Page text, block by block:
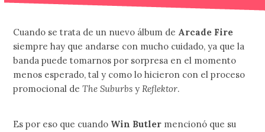
Cuando se trata de un nuevo álbum de Arcade Fire
siempre hay que andarse con mucho cuidado, ya que la
banda puede tomarnos por sorpresa en el momento
menos esperado, tal y como lo hicieron con el proceso
promocional de The Suburbs y Reflektor.
Es por eso que cuando Win Butler mencionó que su